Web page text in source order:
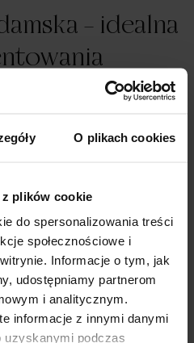
O plikach cookies
plików cookie
do spersonalizowania treści
społecznościowe i
Informacje o tym, jak
udostępniamy partnerom
i analitycznym.
informacje z innymi danymi
uzyskanymi podczas
– idealna
odwagi. Kiedy
krojów i kolorów, po które
chcesz sprawdzić, jak
body z paskami (straps),
kwot w coś, co
budżetowa kolekcja to
Możesz kupić kilka
markowego i bawić
To świetna opcja, by